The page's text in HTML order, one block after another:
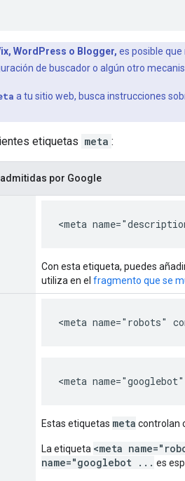
WordPress o Blogger, es posible
de buscador o algún otro
a tu sitio web, busca instrucciones
etiquetas meta :
admitidas por Google
<meta
Con esta etiqueta, puedes
utiliza en el fragmento que se
<meta
<meta
Estas etiquetas meta controlan
La etiqueta <meta
name="googlebot ... es